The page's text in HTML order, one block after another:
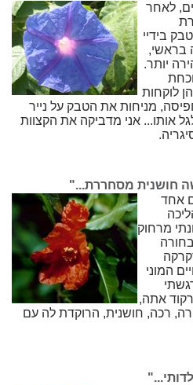
לאחר
בידיי
בראשי,
יותר.
לוקחות
מניחות את הטבק על נייר
אותו... אני מדביקה את הקצוות
חושנית מסחררת..."
אחד
מרחוק
המוני
אתה,
רכה, חושנית, הרוקדת לה עם